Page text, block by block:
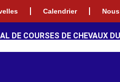
Calendrier
DE COURSES DE CHEVAUX